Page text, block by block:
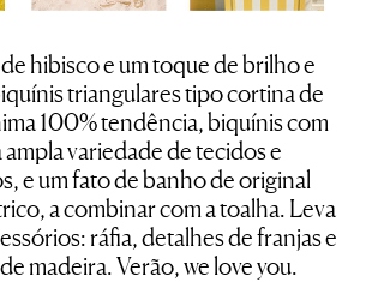
hibisco e um toque de brilho e
triangulares tipo cortina de
100% tendência, biquínis com
variedade de tecidos e
e um fato de banho de original
a combinar com a toalha. Leva
ráfia, detalhes de franjas e
madeira. Verão, we love you.